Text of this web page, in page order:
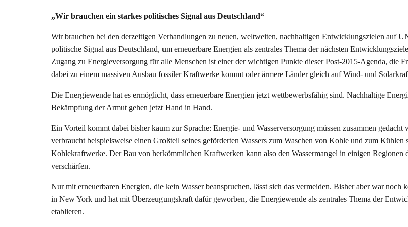
„Wir brauchen ein starkes politisches Signal aus Deutschland“
Wir brauchen bei den derzeitigen Verhandlungen zu neuen, weltweiten, nachhaltigen Entwicklungszielen auf
politische Signal aus Deutschland, um erneuerbare Energien als zentrales Thema der nächsten
Zugang zu Energieversorgung für alle Menschen ist einer der wichtigen Punkte dieser Post-2015-Agenda, die
dabei zu einem massiven Ausbau fossiler Kraftwerke kommt oder ärmere Länder gleich auf Wind- und
Die Energiewende hat es ermöglicht, dass erneuerbare Energien jetzt wettbewerbsfähig sind. Nachhaltige
Bekämpfung der Armut gehen jetzt Hand in Hand.
Ein Vorteil kommt dabei bisher kaum zur Sprache: Energie- und Wasserversorgung müssen zusammen gedacht
verbraucht beispielsweise einen Großteil seines geförderten Wassers zum Waschen von Kohle und zum Kühlen
Kohlekraftwerke. Der Bau von herkömmlichen Kraftwerken kann also den Wassermangel in einigen Regionen
verschärfen.
Nur mit erneuerbaren Energien, die kein Wasser beanspruchen, lässt sich das vermeiden. Bisher aber war noch
in New York und hat mit Überzeugungskraft dafür geworben, die Energiewende als zentrales Thema der
etablieren.